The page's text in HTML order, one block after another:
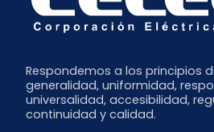
Respondemos a los principios
generalidad, uniformidad,
universalidad, accesibilidad,
continuidad y calidad.